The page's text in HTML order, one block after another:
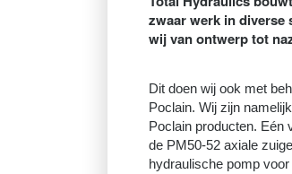
zwaar werk in diverse
wij van ontwerp tot
Dit doen wij ook met
Poclain. Wij zijn
Poclain producten. Eén
de PM50-52 axiale
hydraulische pomp